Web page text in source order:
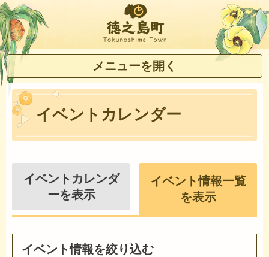
徳之島町
メニューを開く
イベントカレンダー
イベントカレンダ
ーを表示
イベント情報一覧
を表示
イベント情報を絞り込む